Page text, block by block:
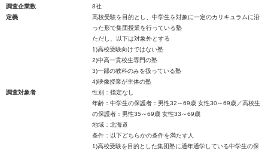
調査企業数
8社
定義
高校受験を目的とし、中学生を対象に一定のカリキュラムに沿
った形で集団授業を行っている塾
ただし、以下は対象外とする
1)高校受験向けではない塾
2)中高一貫校生専門の塾
3)一部の教科のみを扱っている塾
4)映像授業が主体の塾
調査対象者
性別：指定なし
年齢：中学生の保護者：男性32～69歳 女性30～69歳／高校生
の保護者：男性35～69歳 女性33～69歳
地域：北海道
条件：以下どちらかの条件を満たす人
1)高校受験を目的とした集団塾に通年通学している中学生の保